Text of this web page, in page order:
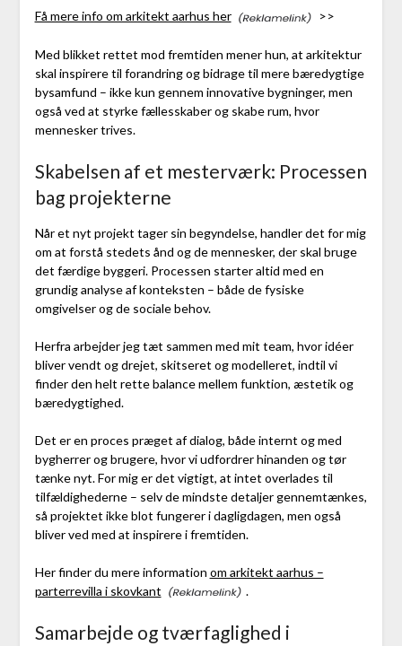
Få mere info om arkitekt aarhus her >>
Med blikket rettet mod fremtiden mener hun, at arkitektur
skal inspirere til forandring og bidrage til mere bæredygtige
bysamfund – ikke kun gennem innovative bygninger, men
også ved at styrke fællesskaber og skabe rum, hvor
mennesker trives.
Skabelsen af et mesterværk: Processen
bag projekterne
Når et nyt projekt tager sin begyndelse, handler det for mig
om at forstå stedets ånd og de mennesker, der skal bruge
det færdige byggeri. Processen starter altid med en
grundig analyse af konteksten – både de fysiske
omgivelser og de sociale behov.
Herfra arbejder jeg tæt sammen med mit team, hvor idéer
bliver vendt og drejet, skitseret og modelleret, indtil vi
finder den helt rette balance mellem funktion, æstetik og
bæredygtighed.
Det er en proces præget af dialog, både internt og med
bygherrer og brugere, hvor vi udfordrer hinanden og tør
tænke nyt. For mig er det vigtigt, at intet overlades til
tilfældighederne – selv de mindste detaljer gennemtænkes,
så projektet ikke blot fungerer i dagligdagen, men også
bliver ved med at inspirere i fremtiden.
Her finder du mere information om arkitekt aarhus –
parterrevilla i skovkant
.
Samarbejde og tværfaglighed i